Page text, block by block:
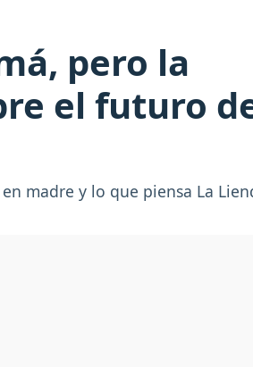
pero la
el futuro
madre y lo que piensa La